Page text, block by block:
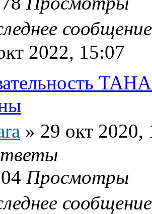
2022, 15:07
» 29 окт 2020,
Просмотры